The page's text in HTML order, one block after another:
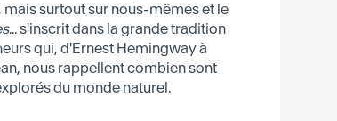
surtout sur nous-mêmes et le
... s'inscrit dans la grande tradition
qui, d'Ernest Hemingway à
nous rappellent combien sont
du monde naturel.